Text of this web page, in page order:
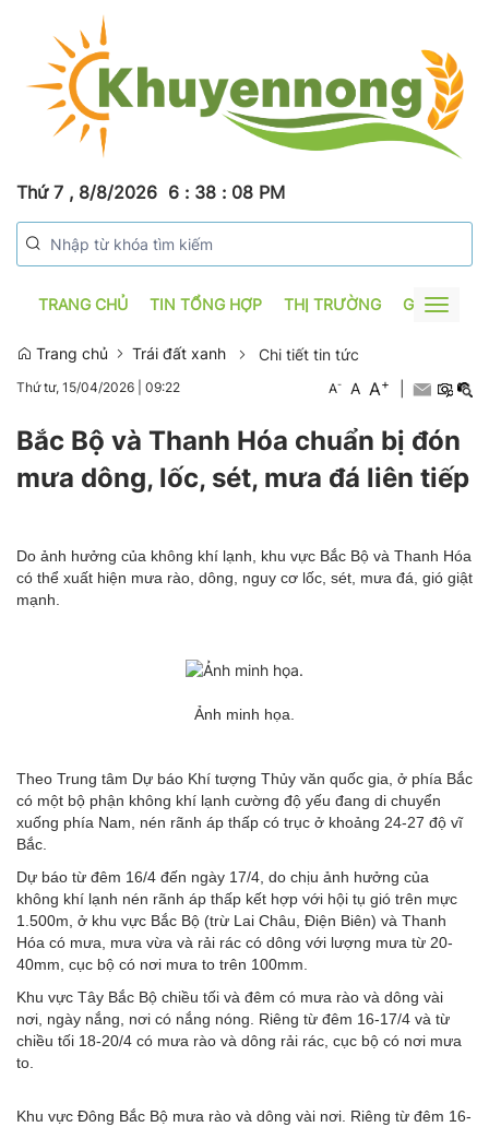
Thứ 7 , 8/8/2026 6 : 38 : 08 PM
TRANG CHỦ TIN TỔNG HỢP THỊ TRƯỜNG GƯƠNG
Toggle
Trang chủ
Trái đất xanh Chi tiết tin tức
Thứ tư, 15/04/2026 09:22 A- A A+
Bắc Bộ và Thanh Hóa chuẩn bị đón
mưa dông, lốc, sét, mưa đá liên tiếp
Do ảnh hưởng của không khí lạnh, khu vực Bắc Bộ và Thanh Hóa
có thể xuất hiện mưa rào, dông, nguy cơ lốc, sét, mưa đá, gió giật
mạnh.
Ảnh minh họa.
Theo Trung tâm Dự báo Khí tượng Thủy văn quốc gia, ở phía Bắc
có một bộ phận không khí lạnh cường độ yếu đang di chuyển
xuống phía Nam, nén rãnh áp thấp có trục ở khoảng 24-27 độ vĩ
Bắc.
Dự báo từ đêm 16/4 đến ngày 17/4, do chịu ảnh hưởng của
không khí lạnh nén rãnh áp thấp kết hợp với hội tụ gió trên mực
1.500m, ở khu vực Bắc Bộ (trừ Lai Châu, Điện Biên) và Thanh
Hóa có mưa, mưa vừa và rải rác có dông với lượng mưa từ 20-
40mm, cục bộ có nơi mưa to trên 100mm.
Khu vực Tây Bắc Bộ chiều tối và đêm có mưa rào và dông vài
nơi, ngày nắng, nơi có nắng nóng. Riêng từ đêm 16-17/4 và từ
chiều tối 18-20/4 có mưa rào và dông rải rác, cục bộ có nơi mưa
to.
Khu vực Đông Bắc Bộ mưa rào và dông vài nơi. Riêng từ đêm 16-